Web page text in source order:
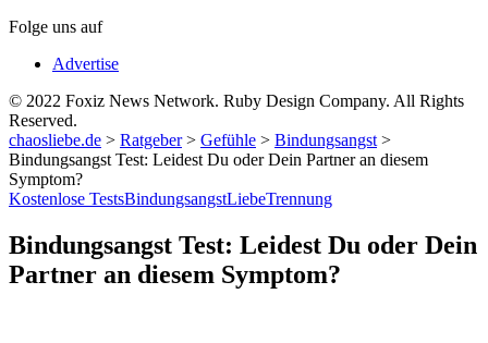
Folge uns auf
Advertise
© 2022 Foxiz News Network. Ruby Design Company. All Rights
Reserved.
chaosliebe.de > Ratgeber> Gefühle > Bindungsangst >
Bindungsangst Test: Leidest Du oder Dein Partner an diesem
Symptom?
Kostenlose TestsBindungsangstLiebeTrennung
Bindungsangst Test: Leidest Du oder Dein
Partner an diesem Symptom?